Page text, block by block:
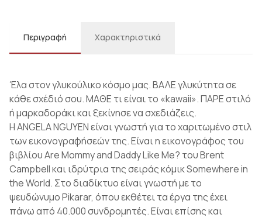
Περιγραφή Χαρακτηριστικά
Έλα στον γλυκούλικο κόσμο μας. ΒΑΛΕ γλυκύτητα σε
κάθε σχέδιό σου. ΜΑΘΕ τι είναι το «kawaii». ΠΑΡΕ στιλό
ή μαρκαδοράκι και ξεκίνησε να σχεδιάζεις.
Η ANGELA NGUYEN είναι γνωστή για το χαριτωμένο στιλ
των εικονογραφήσεών της. Είναι η εικονογράφος του
βιβλίου Are Mommy and Daddy Like Me? του Brent
Campbell και ιδρύτρια της σειράς κόμικ Somewhere in
the World. Στο διαδίκτυο είναι γνωστή με το
ψευδώνυμο Pikarar, όπου εκθέτει τα έργα της έχει
πάνω από 40.000 συνδρομητές. Είναι επίσης και